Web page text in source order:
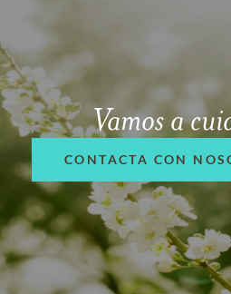
Vamos a
CONTACTA CON